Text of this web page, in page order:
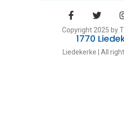
Copyright 2025 by
1770
Liedekerke | All